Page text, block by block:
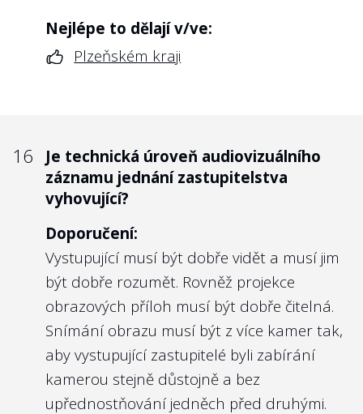
Nejlépe to dělají v/ve:
Plzeňském kraji
16
Je technická úroveň audiovizuálního
záznamu jednání zastupitelstva
vyhovující?
Doporučení:
Vystupující musí být dobře vidět a musí jim
být dobře rozumět. Rovněž projekce
obrazových příloh musí být dobře čitelná.
Snímání obrazu musí být z více kamer tak,
aby vystupující zastupitelé byli zabírání
kamerou stejně důstojně a bez
upřednostňování jedněch před druhými.